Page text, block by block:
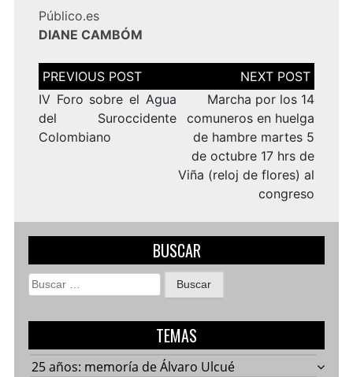
Público.es
DIANE CAMBÓM
Navegación
de
entradas
IV Foro sobre el Agua
del Suroccidente
Colombiano
Marcha por los 14
comuneros en huelga
de hambre martes 5
de octubre 17 hrs de
Viña (reloj de flores) al
congreso
BUSCAR
Buscar:
TEMAS
25 años: memoría de Álvaro Ulcué